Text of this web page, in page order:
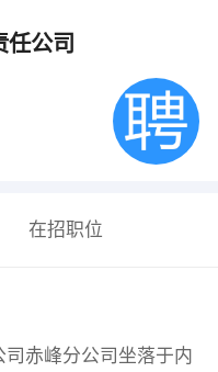
任公司
在招职位
赤峰分公司坐落于内